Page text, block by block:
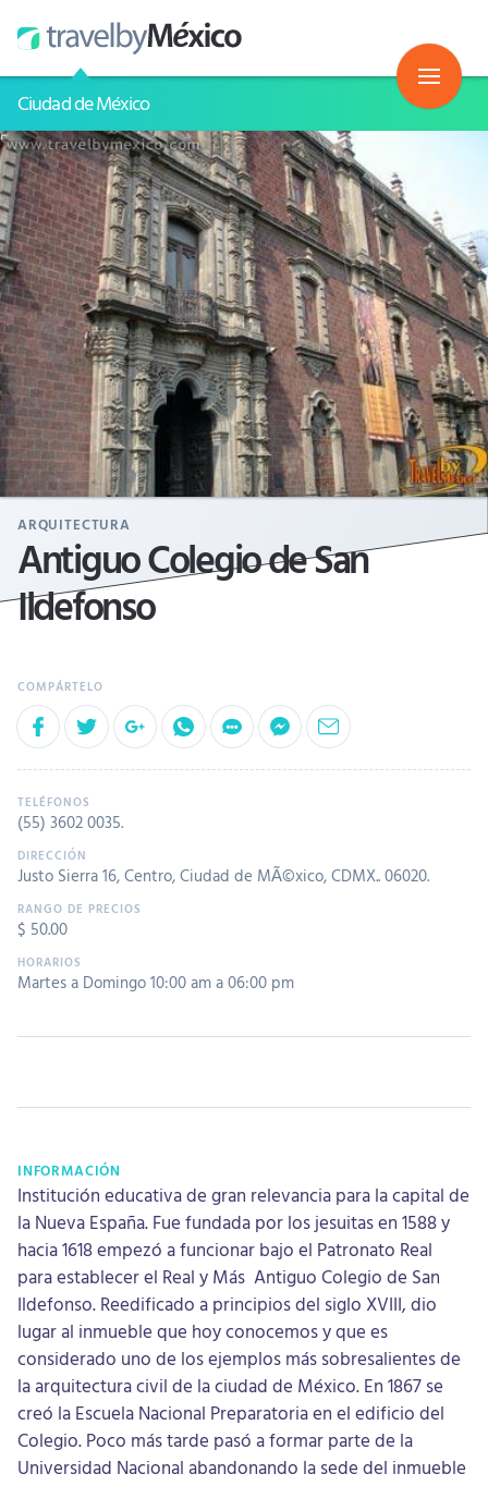
Ciudad de México
ARQUITECTURA
Antiguo Colegio de San
Ildefonso
(55) 3602 0035.
Justo Sierra 16, Centro, Ciudad de MÃ©xico, CDMX.. 06020.
$ 50.00
Martes a Domingo 10:00 am a 06:00 pm
INFORMACIÓN
Institución educativa de gran relevancia para la capital de
la Nueva España. Fue fundada por los jesuitas en 1588 y
hacia 1618 empezó a funcionar bajo el Patronato Real
para establecer el Real y Más Antiguo Colegio de San
Ildefonso. Reedificado a principios del siglo XVIII, dio
lugar al inmueble que hoy conocemos y que es
considerado uno de los ejemplos más sobresalientes de
la arquitectura civil de la ciudad de México. En 1867 se
creó la Escuela Nacional Preparatoria en el edificio del
Colegio. Poco más tarde pasó a formar parte de la
Universidad Nacional abandonando la sede del inmueble